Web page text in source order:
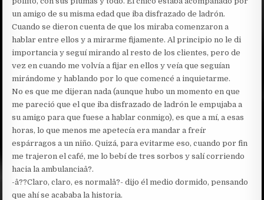
un amigo de su misma edad que iba disfrazado de ladrón.
Cuando se dieron cuenta de que los miraba comenzaron a
hablar entre ellos y a mirarme fijamente. Al principio no le di
importancia y seguí mirando al resto de los clientes, pero de
vez en cuando me volvía a fijar en ellos y veía que seguían
mirándome y hablando por lo que comencé a inquietarme.
No es que me dijeran nada (aunque hubo un momento en que
me pareció que el que iba disfrazado de ladrón le empujaba a
su amigo para que fuese a hablar conmigo), es que a mí, a esas
horas, lo que menos me apetecía era mandar a freír
espárragos a un niño. Quizá, para evitarme eso, cuando por fin
me trajeron el café, me lo bebí de tres sorbos y salí corriendo
hacia la ambulanciaâ?.
-â??Claro, claro, es normalâ?- dijo él medio dormido, pensando
que ahí se acababa la historia.